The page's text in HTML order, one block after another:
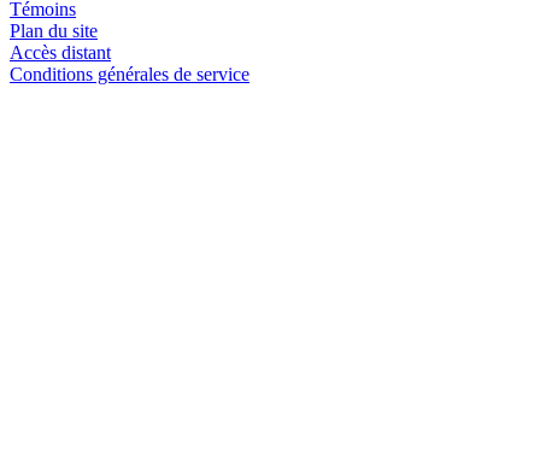
Témoins
Plan du site
Accès distant
Conditions générales de service